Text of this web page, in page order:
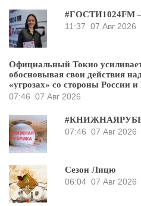
#ГОСТИ1024FM
11:37 07 Авг 2026
Официальный Токио
обосновывая свои действия
«угрозах» со стороны России
07:46 07 Авг 2026
07:46 07 Авг 2026
Сезон Лицю
06:04 07 Авг 2026